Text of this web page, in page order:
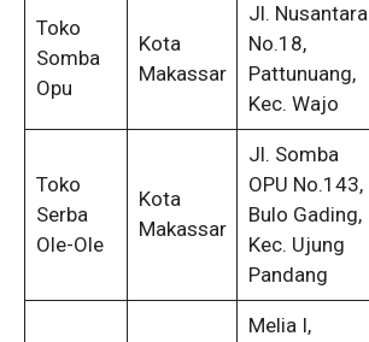
Toko
Somba
Opu
Kota
Makassar
Jl. Nusantara
No.18,
Pattunuang,
Kec. Wajo
Toko
Serba
Ole-Ole
Kota
Makassar
Jl. Somba
OPU No.143,
Bulo Gading,
Kec. Ujung
Pandang
Melia I,